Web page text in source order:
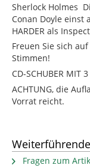
Sherlock Holmes 
Conan Doyle einst
HARDER als
Freuen Sie sich
Stimmen!
CD-SCHUBER MIT 3
ACHTUNG, die
Vorrat reicht.
Fragen zum